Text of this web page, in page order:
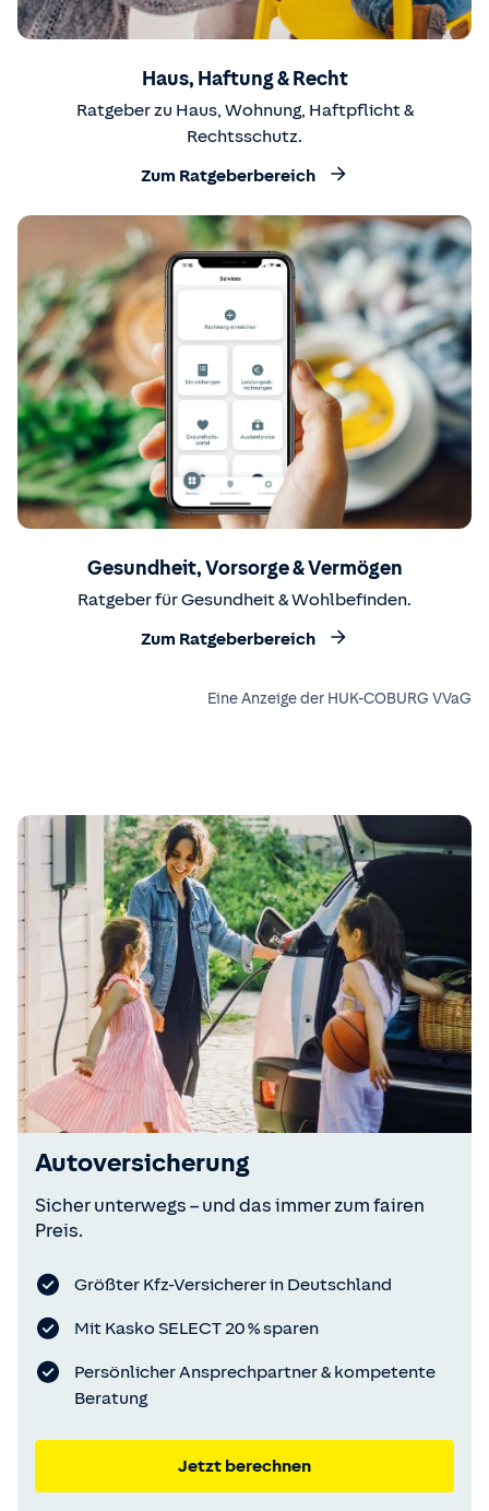
Haus, Haftung & Recht
Ratgeber zu Haus, Wohnung, Haftpflicht &
Rechtsschutz.
Zum Ratgeberbereich
Gesundheit, Vorsorge & Vermögen
Ratgeber für Gesundheit & Wohlbefinden.
Zum Ratgeberbereich
Eine Anzeige der HUK-COBURG VVaG
Autoversicherung
Sicher unterwegs – und das immer zum fairen
Preis.
Größter Kfz-Versicherer in Deutschland
Mit Kasko SELECT 20 % sparen
Persönlicher Ansprechpartner & kompetente
Beratung
Jetzt berechnen